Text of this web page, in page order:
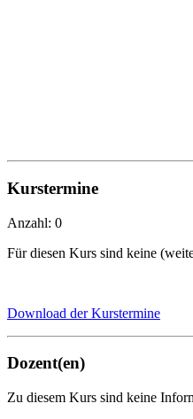
Kurstermine
Anzahl: 0
Für diesen Kurs sind keine
Download der Kurstermine
Dozent(en)
Zu diesem Kurs sind keine